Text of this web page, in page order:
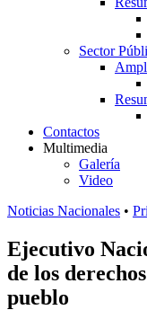
Sector
Contactos
Multimedia
Galería
Video
Noticias Nacionales •
Ejecutivo
de los
pueblo